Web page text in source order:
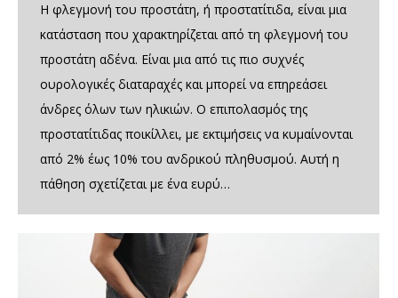
Η φλεγμονή του προστάτη, ή προστατίτιδα, είναι μια
κατάσταση που χαρακτηρίζεται από τη φλεγμονή του
προστάτη αδένα. Είναι μια από τις πιο συχνές
ουρολογικές διαταραχές και μπορεί να επηρεάσει
άνδρες όλων των ηλικιών. Ο επιπολασμός της
προστατίτιδας ποικίλλει, με εκτιμήσεις να κυμαίνονται
από 2% έως 10% του ανδρικού πληθυσμού. Αυτή η
πάθηση σχετίζεται με ένα ευρύ…